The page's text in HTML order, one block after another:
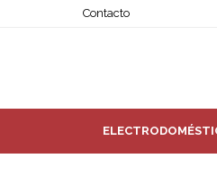
Contacto